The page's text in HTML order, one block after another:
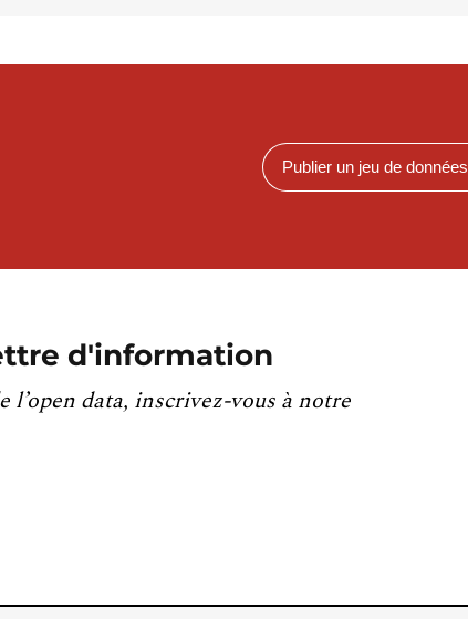
Publier un jeu de données
d'information
l’open data, inscrivez-vous à notre